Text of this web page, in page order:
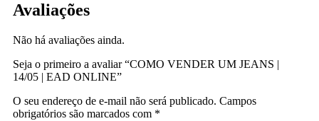
Avaliações
Não há avaliações ainda.
Seja o primeiro a avaliar “COMO VENDER UM JEANS |
14/05 | EAD ONLINE”
O seu endereço de e-mail não será publicado. Campos
obrigatórios são marcados com *